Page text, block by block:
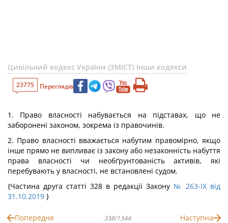
Цивільний кодекс України (ЗМІСТ) Інши кодекси
23775 Переглядів
1. Право власності набувається на підставах, що не
заборонені законом, зокрема із правочинів.
2. Право власності вважається набутим правомірно, якщо
інше прямо не випливає із закону або незаконність набуття
права власності чи необґрунтованість активів, які
перебувають у власності, не встановлені судом.
{Частина друга статті 328 в редакції Закону № 263-IX від
31.10.2019 }
Попередня 338/1344 Наступна